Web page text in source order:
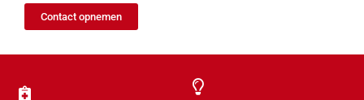
Contact opnemen